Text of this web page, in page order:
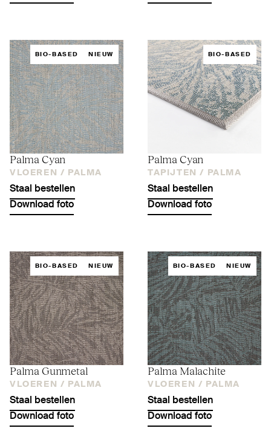
BIO-BASED NIEUW
Palma Cyan
VLOEREN / PALMA
Staal bestellen
Download foto
BIO-BASED
Palma Cyan
TAPIJTEN / PALMA
Staal bestellen
Download foto
BIO-BASED NIEUW
Palma Gunmetal
VLOEREN / PALMA
Staal bestellen
Download foto
BIO-BASED NIEUW
Palma Malachite
VLOEREN / PALMA
Staal bestellen
Download foto